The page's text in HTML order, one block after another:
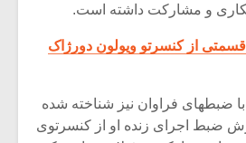
قسمتی از کنسرتو ویولون دورژاک
با ضبطهای فراوان نیز شناخته شده
ضبط اجرای زنده او از کنسرتوی